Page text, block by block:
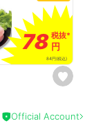
s
e
a
78
78 税抜*
税抜*
円
円
84円(税込)
Official Account